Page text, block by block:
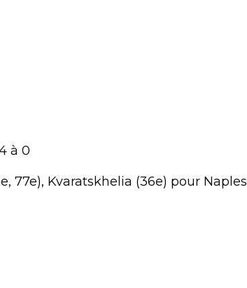
à 0
77e), Kvaratskhelia (36e) pour Naples